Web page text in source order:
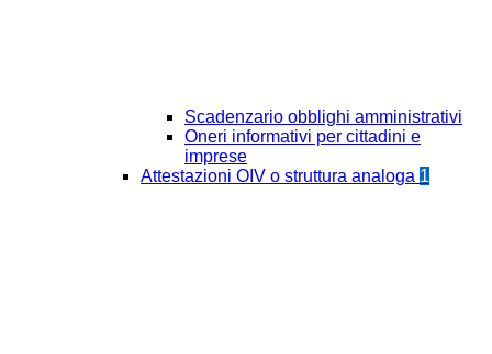
Scadenzario obblighi amministrativi
Oneri informativi per cittadini e
imprese
Attestazioni OIV o struttura analoga 1